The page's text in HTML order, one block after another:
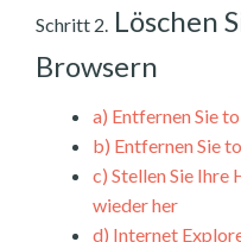
Schritt 2. Löschen
Browsern
a) Entfernen Sie
b) Entfernen Sie
c) Stellen Sie Ihre
wieder her
d) Internet